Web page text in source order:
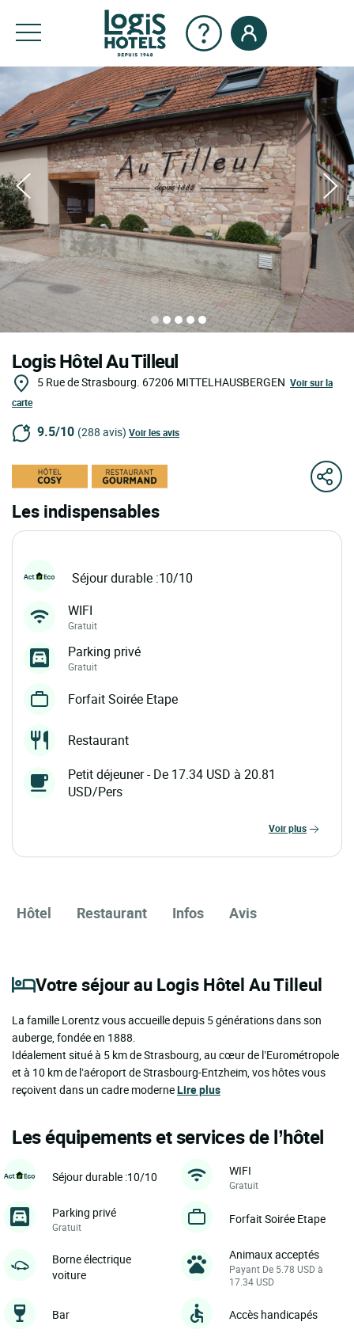
Logis Hôtel Au Tilleul
5 Rue de Strasbourg. 67206 MITTELHAUSBERGEN Voir sur la
carte
9.5/10 (288 avis) Voir les avis
Les indispensables
Séjour durable :10/10
WIFI
Gratuit
Parking privé
Gratuit
Forfait Soirée Etape
Restaurant
Petit déjeuner - De 17.34 USD à 20.81
USD/Pers
voir plus
Hôtel Restaurant Infos Avis
Votre séjour au Logis Hôtel Au Tilleul
La famille Lorentz vous accueille depuis 5 générations dans son
auberge, fondée en 1888.
Idéalement situé à 5 km de Strasbourg, au cœur de l’Eurométropole
et à 10 km de l’aéroport de Strasbourg-Entzheim, vos hôtes vous
reçoivent dans un cadre moderneLire plus
Les équipements et services de l’hôtel
Séjour durable :10/10 WIFI
Gratuit
Parking privé
Gratuit
Forfait Soirée Etape
Borne électrique
voiture
Animaux acceptés
Payant De 5.78 USD à
17.34 USD
Bar Accès handicapés